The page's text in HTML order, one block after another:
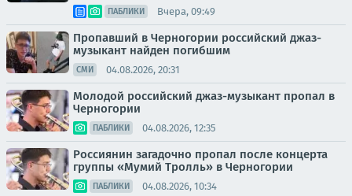
ПАБЛИКИ Вчера, 09:49
Пропавший в Черногории российский джаз-
музыкант найден погибшим
СМИ 04.08.2026, 20:31
Молодой российский джаз-музыкант пропал в
Черногории
ПАБЛИКИ 04.08.2026, 12:35
Россиянин загадочно пропал после концерта
группы «Мумий Тролль» в Черногории
ПАБЛИКИ 04.08.2026, 10:34